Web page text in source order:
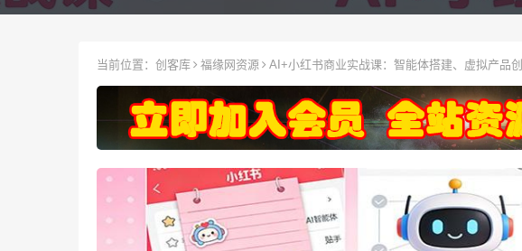
当前位置： 创客库 福缘网资源 AI+小红书商业实战课：智能体搭建、虚拟产品